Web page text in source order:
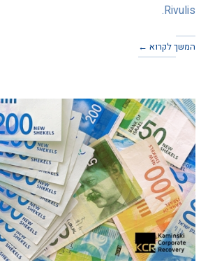
Rivulis.
המשך לקרוא ←